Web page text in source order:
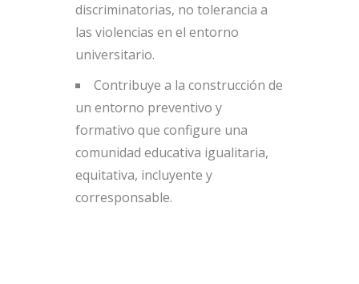
discriminatorias, no tolerancia a
las violencias en el entorno
universitario.
Contribuye a la construcción de
un entorno preventivo y
formativo que configure una
comunidad educativa igualitaria,
equitativa, incluyente y
corresponsable.